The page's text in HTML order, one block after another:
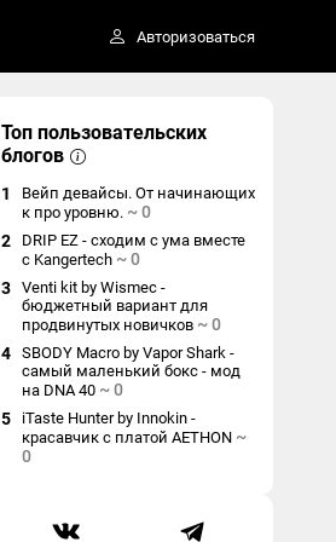
Авторизоваться
Топ пользовательских
блогов
1
Вейп девайсы. От начинающих
к про уровню. ~0
2
DRIP EZ - сходим с ума вместе
с Kangertech ~0
3 Venti kit by Wismec -
бюджетный вариант для
продвинутых новичков ~0
4 SBODY Macro by Vapor Shark -
самый маленький бокс - мод
на DNA 40 ~0
5
iTaste Hunter by Innokin -
красавчик с платой AETHON ~
0